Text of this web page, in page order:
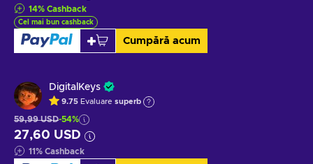
14% Cashback
Cel mai bun cashback
Cumpără acum
DigitalKeys
9.75 Evaluare superb
59,99 USD-54%
27,60 USD
11% Cashback